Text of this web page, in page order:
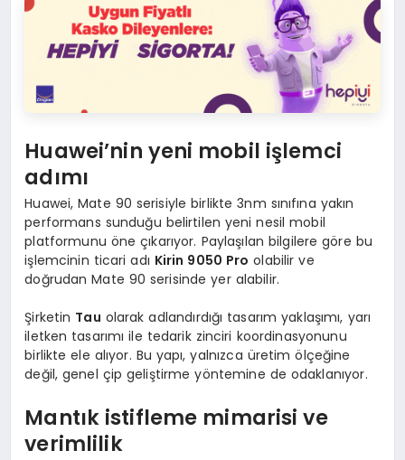
Huawei’nin yeni mobil işlemci
adımı
Huawei, Mate 90 serisiyle birlikte 3nm sınıfına yakın
performans sunduğu belirtilen yeni nesil mobil
platformunu öne çıkarıyor. Paylaşılan bilgilere göre bu
işlemcinin ticari adı Kirin 9050 Pro olabilir ve
doğrudan Mate 90 serisinde yer alabilir.
Şirketin Tau olarak adlandırdığı tasarım yaklaşımı, yarı
iletken tasarımı ile tedarik zinciri koordinasyonunu
birlikte ele alıyor. Bu yapı, yalnızca üretim ölçeğine
değil, genel çip geliştirme yöntemine de odaklanıyor.
Mantık istifleme mimarisi ve
verimlilik